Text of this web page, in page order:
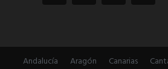
Andalucía Aragón Canarias